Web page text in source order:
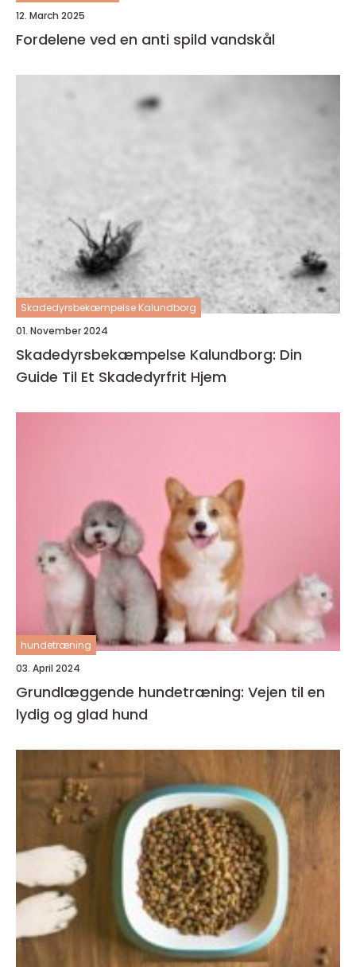
12. March 2025
Fordelene ved en anti spild vandskål
Skadedyrsbekæmpelse Kalundborg
01. November 2024
Skadedyrsbekæmpelse Kalundborg: Din
Guide Til Et Skadedyrfrit Hjem
hundetræning
03. April 2024
Grundlæggende hundetræning: Vejen til en
lydig og glad hund